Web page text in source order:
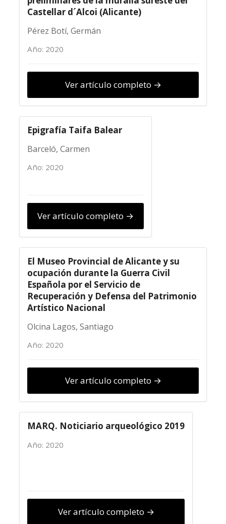
Castellar d´Alcoi (Alicante)
Pérez Botí, Germán
Año: 2020
Ver artículo completo →
Epigrafía Taifa Balear
Barceló, Carmen
Año: 2020
Ver artículo completo →
El Museo Provincial de Alicante y su
ocupación durante la Guerra Civil
Española por el Servicio de
Recuperación y Defensa del Patrimonio
Artístico Nacional
Olcina Lagos, Santiago
Año: 2020
Ver artículo completo →
MARQ. Noticiario arqueológico 2019
Año: 2020
Ver artículo completo →